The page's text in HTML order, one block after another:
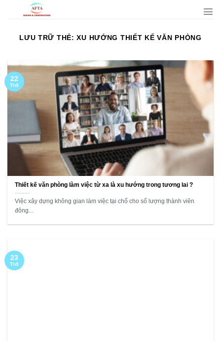
LƯU TRỮ THẺ:XU HƯỚNG THIẾT KẾ VĂN PHÒNG
Thiết kế văn phòng làm việc từ xa là xu hướng trong tương lai ?
Việc xây dựng không gian làm việc tại chổ cho số lượng thành viên
đông...
22
Th9
23
Th9